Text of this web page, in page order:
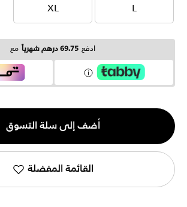
L
L
XL
XL
ادفع 69.75 درهم شهرياً مع
الكمية
1
أضف إلى سلة التسوق
القائمة المفضلة